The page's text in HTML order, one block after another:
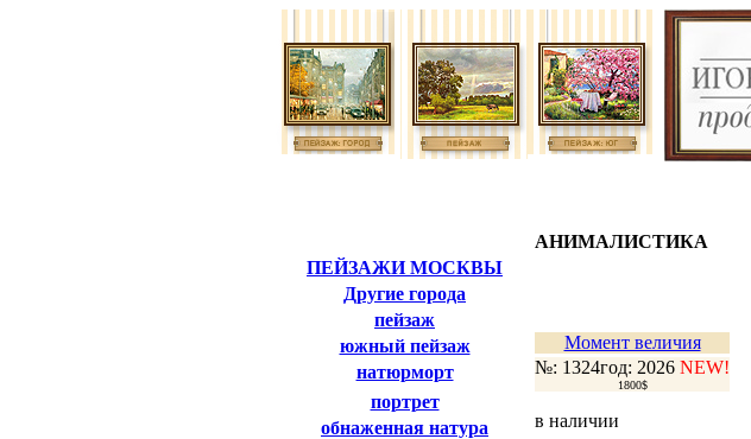
ПЕЙЗАЖИ МОСКВЫ
Другие города
пейзаж
южный пейзаж
натюрморт
портрет
обнаженная натура
АНИМАЛИСТИКА
Момент величия
№: 1324год: 2026 NEW!
1800$
в наличии